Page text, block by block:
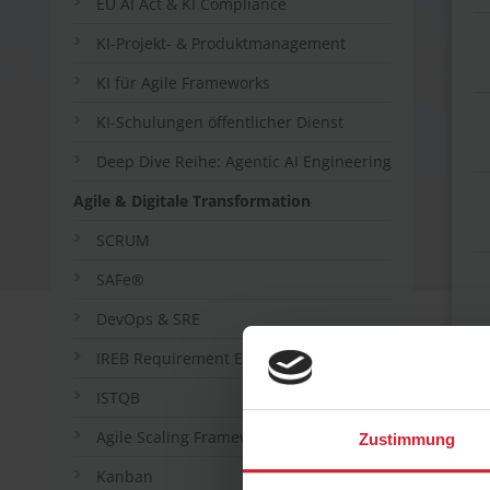
Zustimmung
EU AI Act & KI Compliance
KI-Projekt- & Produktmanagement
KI für Agile Frameworks
KI-Schulungen öffentlicher Dienst
Deep Dive Reihe: Agentic AI Engineering
Agile & Digitale Transformation
SCRUM
SAFe®
DevOps & SRE
IREB Requirement Engineering
ISTQB
Agile Scaling Frameworks
Kanban